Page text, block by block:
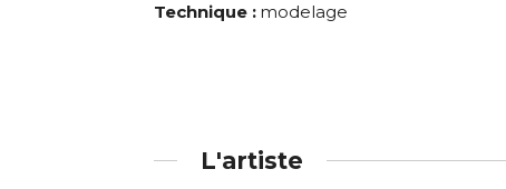
Technique : modelage
L'artiste